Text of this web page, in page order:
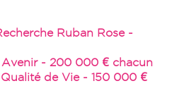
Ruban Rose -
Avenir - 200 000 € chacun
de Vie - 150 000 €